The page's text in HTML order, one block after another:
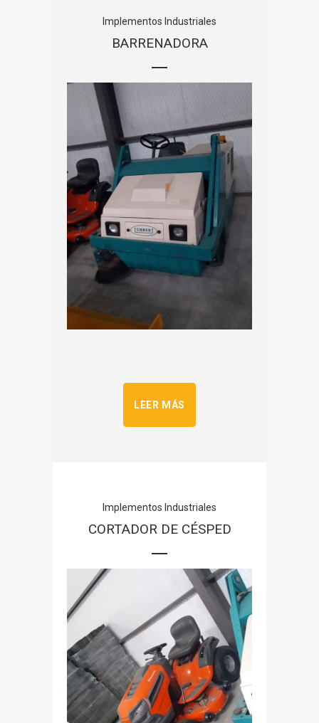
Implementos Industriales
BARRENADORA
LEER MÁS
Implementos Industriales
CORTADOR DE CÉSPED